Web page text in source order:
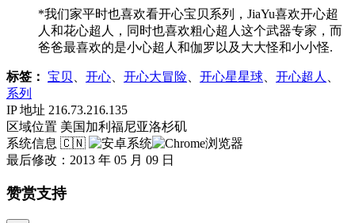
*我们家平时也喜欢看开心宝贝系列，JiaYu喜欢开心超
人和花心超人，同时也喜欢粗心超人这个武器专家，而
爸爸最喜欢的是小心超人和伽罗以及大大怪和小小怪.
标签： 宝贝 开心 开心大冒险 开心星星球 开心超人
系列
IP 地址 216.73.216.135
区域位置 美国加利福尼亚洛杉矶
系统信息 🇨🇳
最后修改：2013 年 05 月 09 日
赞赏支持